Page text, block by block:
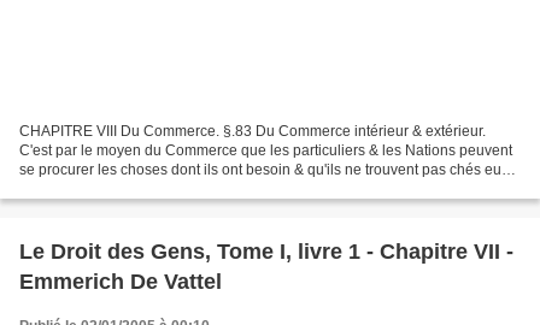
CHAPITRE VIII Du Commerce. §.83 Du Commerce intérieur & extérieur.
C'est par le moyen du Commerce que les particuliers & les Nations peuvent
se procurer les choses dont ils ont besoin & qu'ils ne trouvent pas chés eux.
Le Droit des Gens, Tome I, livre 1 - Chapitre VII -
Emmerich De Vattel